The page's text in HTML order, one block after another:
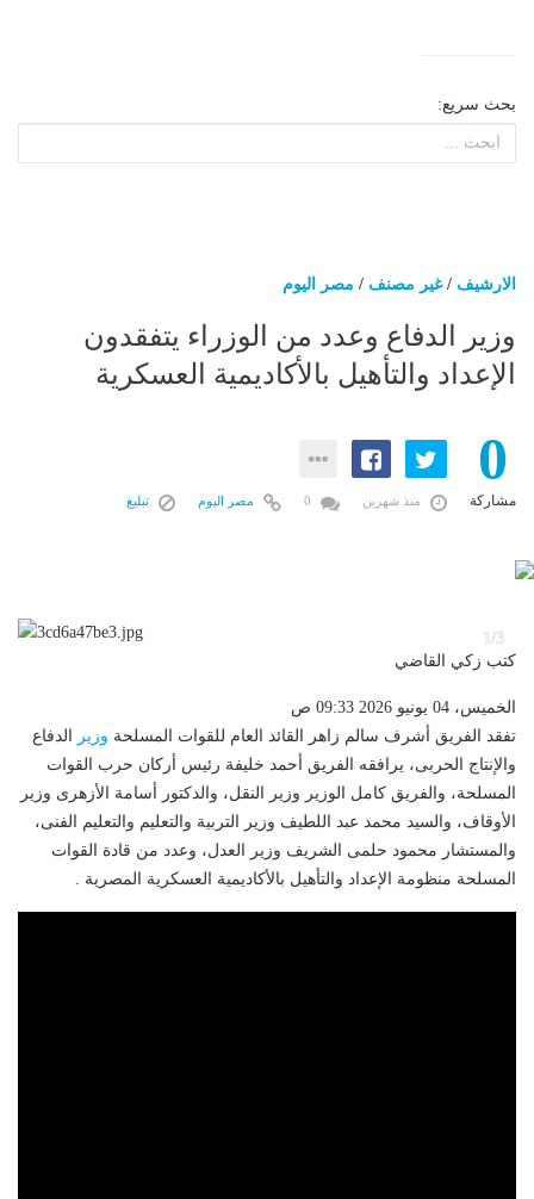
بحث سريع:
الارشيف /غير مصنف / مصر اليوم
وزير الدفاع وعدد من الوزراء يتفقدون
الإعداد والتأهيل بالأكاديمية العسكرية
0
مشاركة منذ شهرين مصر اليوم تبليغ
1/3
كتب زكي القاضي
الخميس، 04 يونيو 2026 09:33 ص
تفقد الفريق أشرف سالم زاهر القائد العام للقوات المسلحة وزير
الدفاع
والإنتاج الحربى، يرافقه الفريق أحمد خليفة رئيس أركان حرب القوات
المسلحة، والفريق كامل الوزير وزير النقل، والدكتور أسامة الأزهرى وزير
الأوقاف، والسيد محمد عبد اللطيف وزير التربية والتعليم والتعليم الفنى،
والمستشار محمود حلمى الشريف وزير العدل، وعدد من قادة القوات
المسلحة منظومة الإعداد والتأهيل بالأكاديمية العسكرية المصرية .